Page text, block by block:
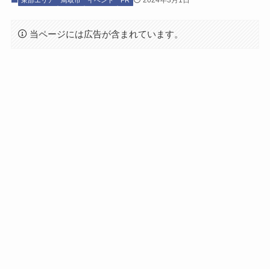
当ページには広告が含まれています。